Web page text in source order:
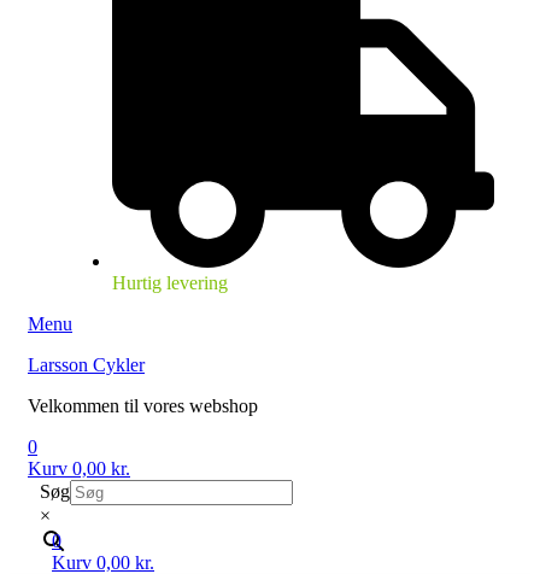
Hurtig levering
Menu
Larsson Cykler
Velkommen til vores webshop
0
Kurv 0,00 kr.
Søg
×
0
Kurv 0,00 kr.